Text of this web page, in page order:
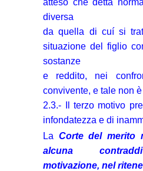
diversa
da quella di cuí si
situazione del figlio
sostanze
e reddito, nei
convivente, e tale non è
2.3.- Il terzo motivo
infondatezza e di
La Corte del merito
alcuna
motivazione, nel